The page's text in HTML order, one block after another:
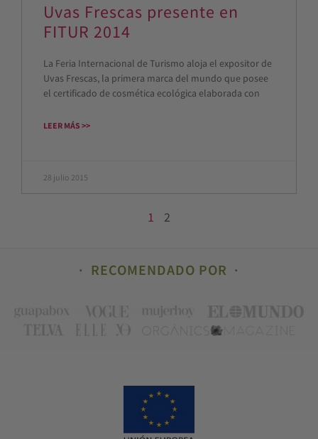
Uvas Frescas presente en
FITUR 2014
La Feria Internacional de Turismo aloja el expositor de
Uvas Frescas, la primera marca del mundo que posee
el certificado de cosmética ecológica elaborada con
LEER MÁS >>
28 julio 2015
1 2
RECOMENDADO POR